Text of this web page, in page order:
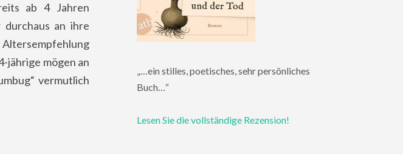
ab 4 Jahren
an ihre
jährige mögen an
vermutlich
„…ein stilles, poetisches, sehr persönliches
Buch…“
Lesen Sie die vollständige Rezension!